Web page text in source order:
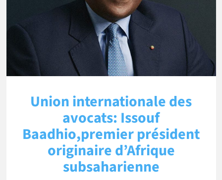
Union internationale des
avocats: Issouf
Baadhio,premier président
originaire d’Afrique
subsaharienne